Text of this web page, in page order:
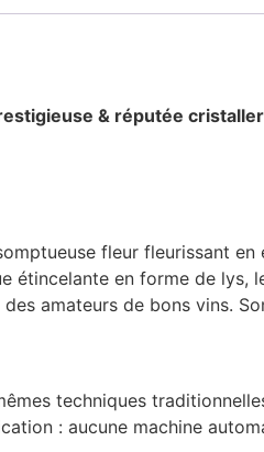
& réputée
fleur fleurissant en
étincelante en forme de lys,
amateurs de bons vins.
techniques
: aucune machine